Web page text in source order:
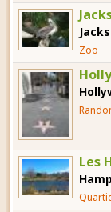
Zoo
Les